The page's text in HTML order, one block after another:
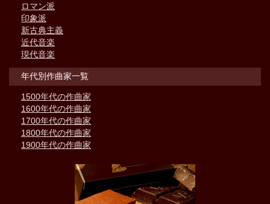
ロマン派
印象派
新古典主義
近代音楽
現代音楽
年代別作曲家一覧
1500年代の作曲家
1600年代の作曲家
1700年代の作曲家
1800年代の作曲家
1900年代の作曲家